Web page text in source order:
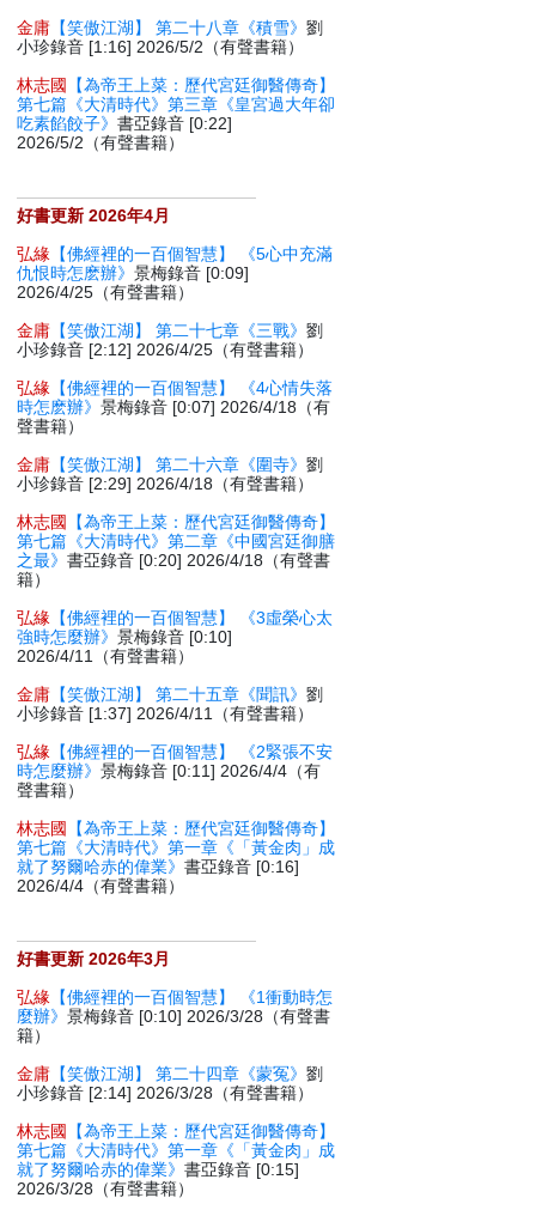
金庸 【笑傲江湖】 第二十八章《積雪》劉
小珍錄音 [1:16] 2026/5/2（有聲書籍）
林志國
【為帝王上菜：歷代宮廷御醫傳奇】
第七篇《大清時代》第三章《皇宮過大年卻
吃素餡餃子》書亞錄音 [0:22]
2026/5/2（有聲書籍）
好書更新 2026年4月
弘緣 【佛經裡的一百個智慧】 《5心中充滿
仇恨時怎麽辦》景梅錄音 [0:09]
2026/4/25（有聲書籍）
金庸 【笑傲江湖】 第二十七章《三戰》劉
小珍錄音 [2:12] 2026/4/25（有聲書籍）
弘緣 【佛經裡的一百個智慧】 《4心情失落
時怎麽辦》景梅錄音 [0:07] 2026/4/18（有
聲書籍）
金庸 【笑傲江湖】 第二十六章《圍寺》劉
小珍錄音 [2:29] 2026/4/18（有聲書籍）
林志國
【為帝王上菜：歷代宮廷御醫傳奇】
第七篇《大清時代》第二章《中國宮廷御膳
之最》書亞錄音 [0:20] 2026/4/18（有聲書
籍）
弘緣 【佛經裡的一百個智慧】 《3虛榮心太
強時怎麼辦》景梅錄音 [0:10]
2026/4/11（有聲書籍）
金庸 【笑傲江湖】 第二十五章《聞訊》劉
小珍錄音 [1:37] 2026/4/11（有聲書籍）
弘緣 【佛經裡的一百個智慧】 《2緊張不安
時怎麼辦》景梅錄音 [0:11] 2026/4/4（有
聲書籍）
林志國
【為帝王上菜：歷代宮廷御醫傳奇】
第七篇《大清時代》第一章《「黃金肉」成
就了努爾哈赤的偉業》書亞錄音 [0:16]
2026/4/4（有聲書籍）
好書更新 2026年3月
弘緣 【佛經裡的一百個智慧】 《1衝動時怎
麼辦》景梅錄音 [0:10] 2026/3/28（有聲書
籍）
金庸 【笑傲江湖】 第二十四章《蒙冤》劉
小珍錄音 [2:14] 2026/3/28（有聲書籍）
林志國
【為帝王上菜：歷代宮廷御醫傳奇】
第七篇《大清時代》第一章《「黃金肉」成
就了努爾哈赤的偉業》書亞錄音 [0:15]
2026/3/28（有聲書籍）